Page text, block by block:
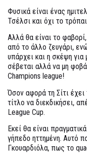
Φυσικά είναι ένας
Τσέλσι και όχι το
Αλλά θα είναι το
από το άλλο ζευγάρι,
υπάρχει και η σκέψη
σέβεται αλλά να μη
Champions league!
Όσον αφορά τη Σίτι
τίτλο να διεκδικήσει,
League Cup.
Εκεί θα είναι
γήπεδο ηττημένη. Αυτό
Γκουαρδιόλα, πως το